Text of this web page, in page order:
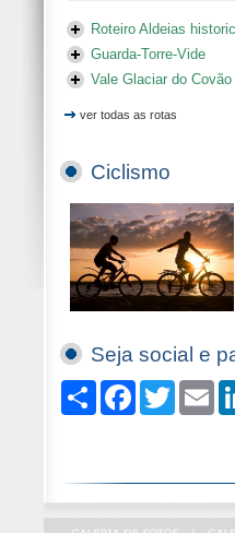
Roteiro Aldeias
Guarda-Torre-Vide
Vale Glaciar do
ver todas as rotas
Ciclismo
Seja social e
CompartilheFacebookTwitter Email